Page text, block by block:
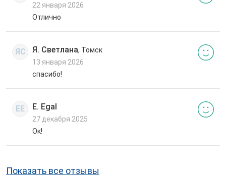
22 января 2026
Отлично
ЯС Я. Светлана, Томск
13 января 2026
спасибо!
EE E. Egal
27 декабря 2025
Ок!
Показать все отзывы